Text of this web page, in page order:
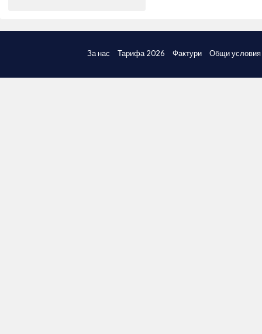
За нас Тарифа 2026 Фактури Общи условия